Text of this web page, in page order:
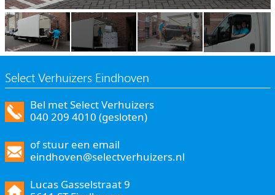
Select Verhuizers Eindhoven
Bel met Select Verhuizers
040 209 4010 (gesloten)
of stuur een email
eindhoven@selectverhuizers.nl
Lucas Gasselstraat 9